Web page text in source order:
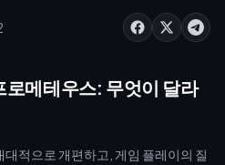
16일부터 7월 15일까지 진행됩니다.
러스 패스는 1920 UC가 필요합니
mobile-uc-global) 서비스
보세요. 플레이어 ID만 입력하면 즉
격으로 새로운 메타를 즐기실 수 있습
메테우스: 무엇이 달라
적으로 개편하고, 게임 플레이의 질